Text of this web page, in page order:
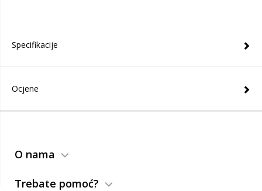
Specifikacije
Ocjene
O nama
Trebate pomoć?